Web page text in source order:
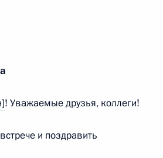
Валерием
! Уважаемые друзья, коллеги!
и поздравить